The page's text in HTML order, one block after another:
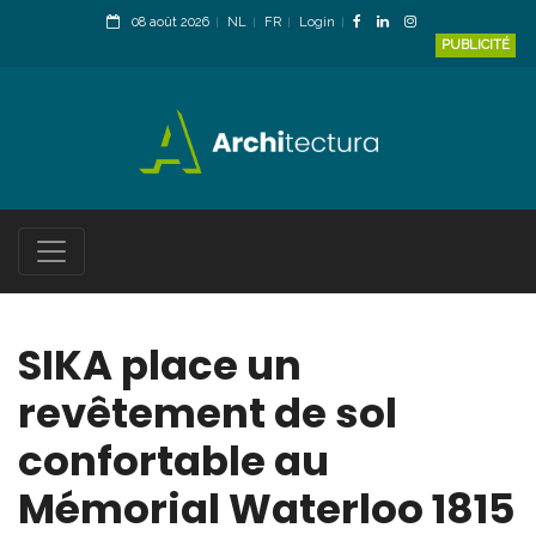
08 août 2026 NL FR
Login
PUBLICITÉ
SIKA place un
revêtement de sol
confortable au
Mémorial Waterloo 1815